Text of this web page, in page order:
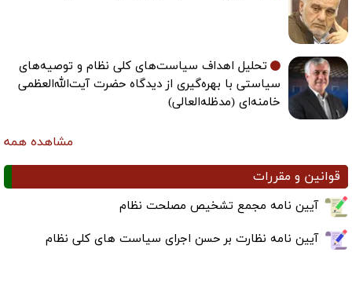
تحلیل اهداف سیاست‌های کلی نظام و توصیه‌های
سیاستی با بهره‌گیری از دیدگاه حضرت آیت‌الله‌العظمی
خامنه‌ای (مدظله‌العالی)
مشاهده همه
قوانین و مقررات
آیین نامه مجمع تشخیص مصلحت نظام
آیین نامه نظارت بر حسن اجرای سیاست های کلی نظام